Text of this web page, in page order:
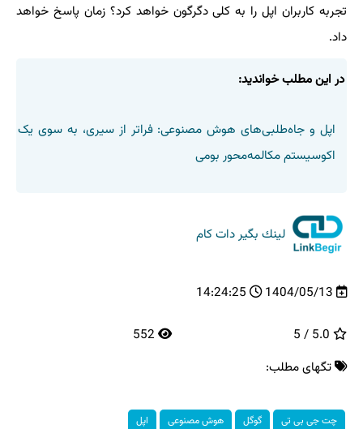
تجربه کاربران اپل را به کلی دگرگون خواهد کرد؟ زمان پاسخ خواهد
داد.
در این مطلب خواندید:
اپل و جاه‌طلبی‌های هوش مصنوعی: فراتر از سیری، به سوی یک
اکوسیستم مکالمه‌محور بومی
لینك بگیر دات كام
1404/05/13
14:24:25
تگهای مطلب:
چت جی بی تی گوگل هوش مصنوعی اپل